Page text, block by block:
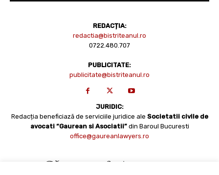
REDACȚIA:
redactia@bistriteanul.ro
0722.480.707
PUBLICITATE:
publicitate@bistriteanul.ro
JURIDIC:
Redacția beneficiază de serviciile juridice ale Societatii civile de
avocati “Gaurean si Asociatii” din Baroul Bucuresti
office@gaureanlawyers.ro